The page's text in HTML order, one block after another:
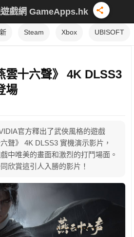
戲網 GameApps.hk
Steam Xbox UBISOFT
雲十六聲》 4K DLSS3
場
官方釋出了武俠風格的遊戲
六聲》 4K DLSS3 實機演示影片，
中唯美的畫面和激烈的打鬥場面。
欣賞這引人入勝的影片！